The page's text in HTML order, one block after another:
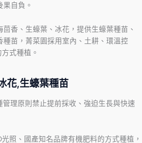
自負。
香、生蠔葉、冰花，提供生蠔葉種苗、
種苗，菁菜園採用室內、土耕、環溫控
式種植。
花,生蠔葉種苗
理原則禁止提前採收、強迫生長與快速
照、國產知名品牌有機肥料的方式種植，